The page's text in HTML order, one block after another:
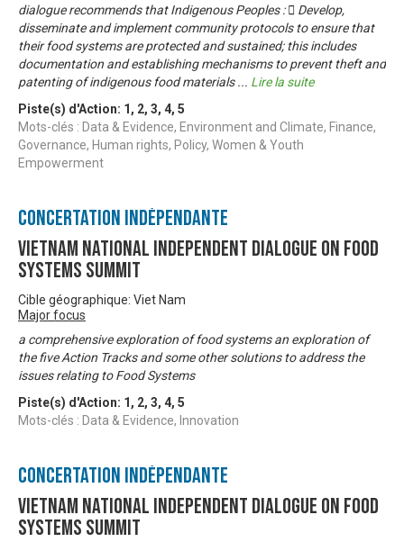
dialogue recommends that Indigenous Peoples :  Develop,
disseminate and implement community protocols to ensure that
their food systems are protected and sustained; this includes
documentation and establishing mechanisms to prevent theft and
patenting of indigenous food materials... Lire la suite
Piste(s) d'Action: 1 , 2, 3, 4, 5
Mots-clés : Data & Evidence, Environment and Climate, Finance,
Governance, Human rights, Policy, Women & Youth
Empowerment
Concertation Indépendante
Vietnam National Independent Dialogue on Food
Systems Summit
Cible géographique: Viet Nam
Major focus
a comprehensive exploration of food systems an exploration of
the five Action Tracks and some other solutions to address the
issues relating to Food Systems
Piste(s) d'Action: 1 , 2, 3, 4, 5
Mots-clés : Data & Evidence, Innovation
Concertation Indépendante
Vietnam National Independent Dialogue on Food
Systems Summit